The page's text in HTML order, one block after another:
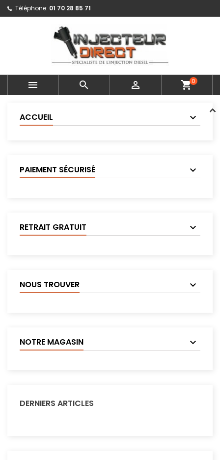
Téléphone: 01 70 28 85 71
   shopping_cart0
ACCUEIL
PAIEMENT SÉCURISÉ
RETRAIT GRATUIT
NOUS TROUVER
NOTRE MAGASIN
DERNIERS ARTICLES